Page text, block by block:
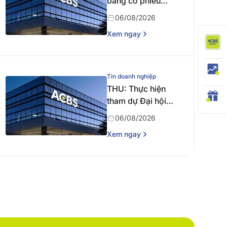
năm 2025
06/08/2026
Xem ngay
Tin doanh nghiệp
THU: Thực hiện
tham dự Đại hội
đồng cổ đông
thường niên năm
2026
06/08/2026
Xem ngay